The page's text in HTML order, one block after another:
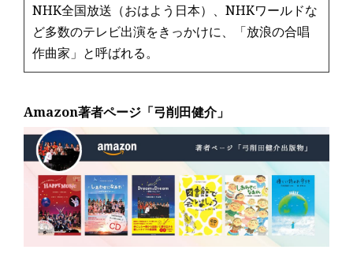
NHK全国放送（おはよう日本）、NHKワールドな
ど多数のテレビ出演をきっかけに、「放浪の合唱
作曲家」と呼ばれる。
Amazon著者ページ「弓削田健介」